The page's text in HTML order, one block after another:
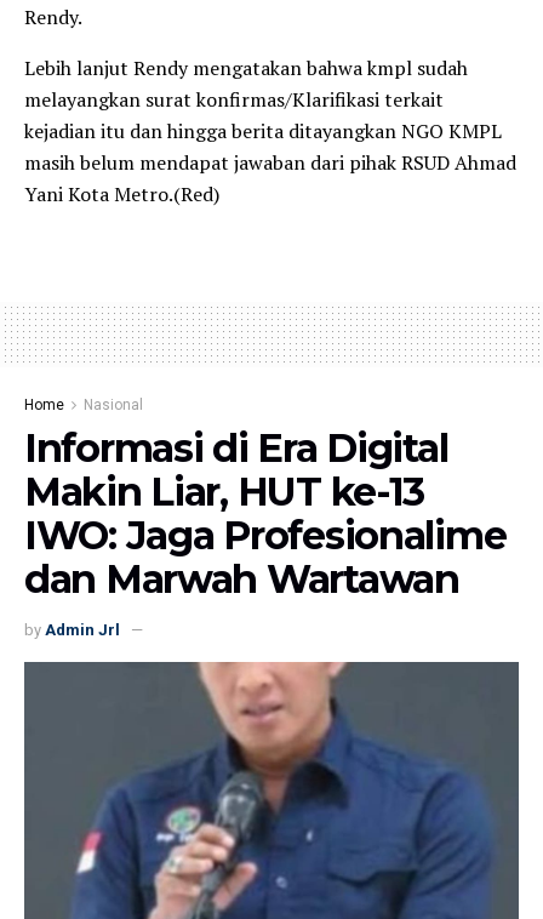
Rendy.
Lebih lanjut Rendy mengatakan bahwa kmpl sudah
melayangkan surat konfirmas/Klarifikasi terkait
kejadian itu dan hingga berita ditayangkan NGO KMPL
masih belum mendapat jawaban dari pihak RSUD Ahmad
Yani Kota Metro.(Red)
Home Nasional
Informasi di Era Digital
Makin Liar, HUT ke-13
IWO: Jaga Profesionalime
dan Marwah Wartawan
by Admin Jrl